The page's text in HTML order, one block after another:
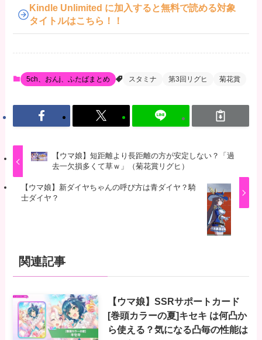
Kindle Unlimited に加入すると無料で読める対象
タイトルはこちら！！
5ch、おんj、ふたばまとめ スタミナ 第3回リグヒ 菊花賞
【ウマ娘】短距離より長距離の方が安定しない？「過
去一欠損多くて草ｗ」（菊花賞リグヒ）
【ウマ娘】新ダイヤちゃんの呼び方は青ダイヤ？騎
士ダイヤ？
関連記事
【ウマ娘】SSRサポートカード
[巻頭カラーの夏]キセキ は何凸か
ら使える？気になる凸毎の性能は